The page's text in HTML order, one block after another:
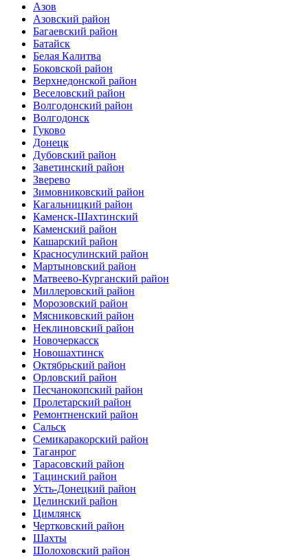
Азов
Азовский район
Багаевский район
Батайск
Белая Калитва
Боковской район
Верхнедонской район
Веселовский район
Волгодонский район
Волгодонск
Гуково
Донецк
Дубовский район
Заветинский район
Зверево
Зимовниковский район
Кагальницкий район
Каменск-Шахтинский
Каменский район
Кашарский район
Красносулинский район
Мартыновский район
Матвеево-Курганский район
Миллеровский район
Морозовский район
Мясниковский район
Неклиновский район
Новочеркасск
Новошахтинск
Октябрьский район
Орловский район
Песчанокопский район
Пролетарский район
Ремонтненский район
Сальск
Семикаракорский район
Таганрог
Тарасовский район
Тацинский район
Усть-Донецкий район
Целинский район
Цимлянск
Чертковский район
Шахты
Шолоховский район